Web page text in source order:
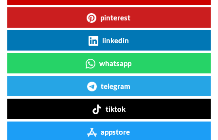
pinterest
linkedin
whatsapp
telegram
tiktok
appstore